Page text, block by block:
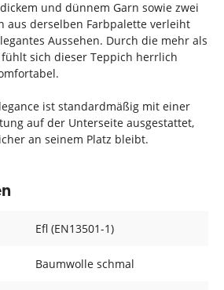
und dünnem Garn sowie zwei
aus derselben Farbpalette verleiht
Aussehen. Durch die mehr als
fühlt sich dieser Teppich herrlich
ist standardmäßig mit einer
auf der Unterseite ausgestattet,
an seinem Platz bleibt.
Efl (EN13501-1)
Baumwolle schmal